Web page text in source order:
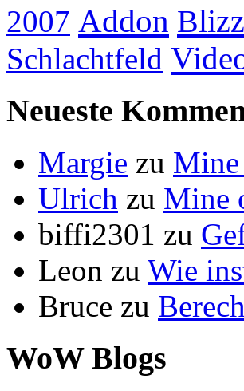
2007 Addon
Schlachtfeld
Neueste
Margie zu
Ulrich zu Mine
biffi2301 zu
Leon zu Wie
Bruce zu
WoW Blogs